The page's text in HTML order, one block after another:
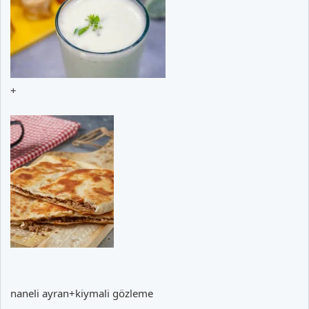
+
naneli ayran+kiymali gözleme